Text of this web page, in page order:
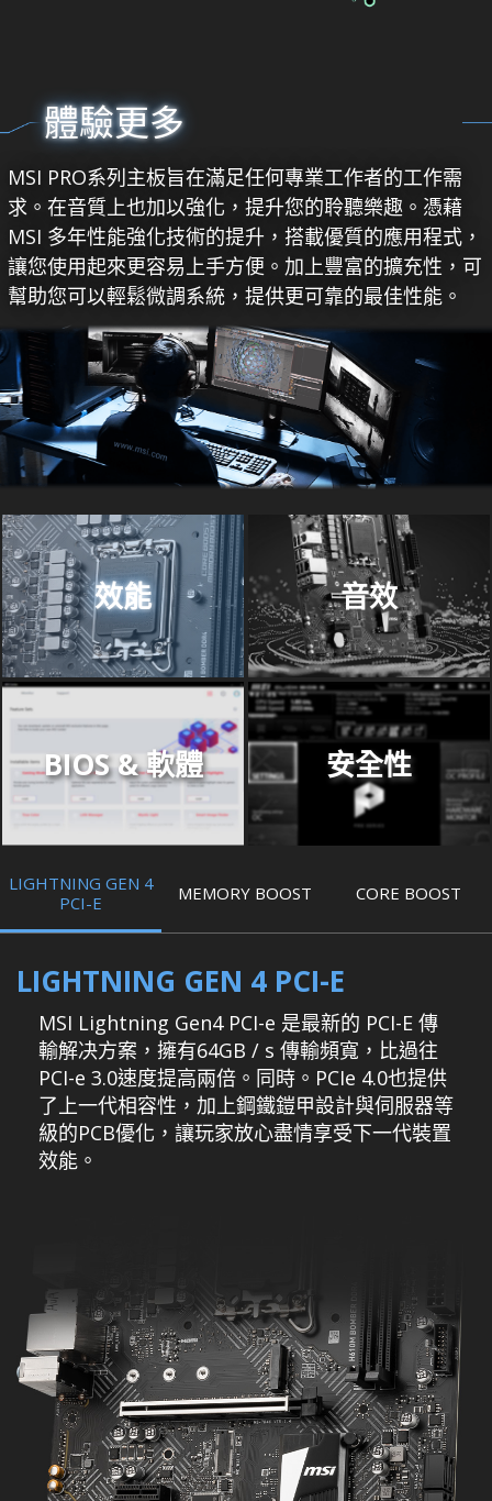
體驗更多
MSI PRO系列主板旨在滿足任何專業工作者的工作需
求。在音質上也加以強化，提升您的聆聽樂趣。憑藉
MSI 多年性能強化技術的提升，搭載優質的應用程式，
讓您使用起來更容易上手方便。加上豐富的擴充性，可
幫助您可以輕鬆微調系統，提供更可靠的最佳性能。
效能 音效
BIOS & 軟體 安全性
LIGHTNING GEN 4
PCI-E
MEMORY BOOST CORE BOOST
LIGHTNING GEN 4 PCI-E
MSI Lightning Gen4 PCI-e 是最新的 PCI-E 傳
輸解决方案，擁有64GB / s 傳輸頻寬，比過往
PCI-e 3.0速度提高兩倍。同時。PCIe 4.0也提供
了上一代相容性，加上鋼鐵鎧甲設計與伺服器等
級的PCB優化，讓玩家放心盡情享受下一代裝置
效能。